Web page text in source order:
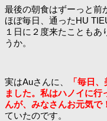
最後の朝食はずーっと前
ほぼ毎日、通ったHU
１日に２度来たこともあ
うか。
実はAuさんに、
「毎日
ました。私はハノイに
んが、みなさんお元気で
ていたのです。